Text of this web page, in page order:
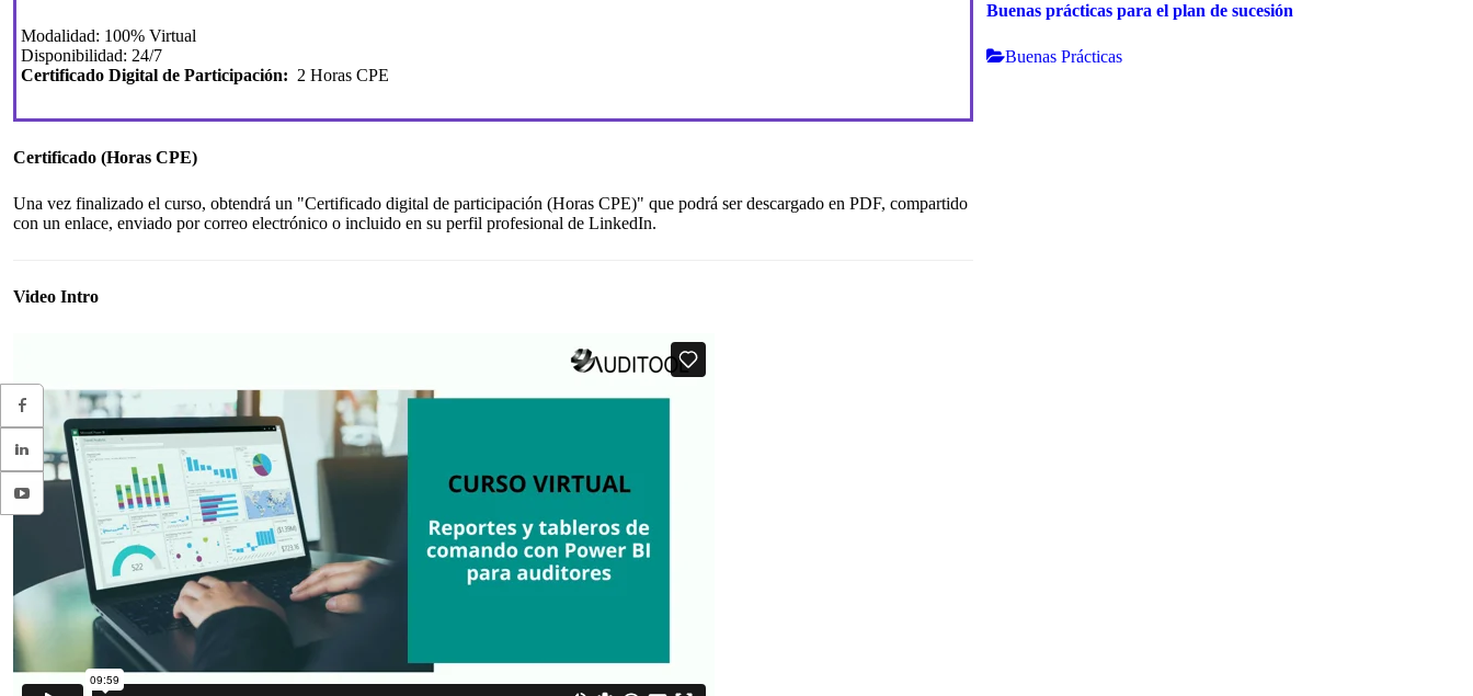
Modalidad: 100% Virtual
Disponibilidad: 24/7
Certificado Digital de Participación: 2 Horas CPE
Certificado (Horas CPE)
Una vez finalizado el curso, obtendrá un "Certificado digital de participación (Horas CPE)" que podrá ser descargado en PDF, compartido
con un enlace, enviado por correo electrónico o incluido en su perfil profesional de LinkedIn.
Video Intro
Buenas prácticas para el plan de sucesión
Buenas Prácticas